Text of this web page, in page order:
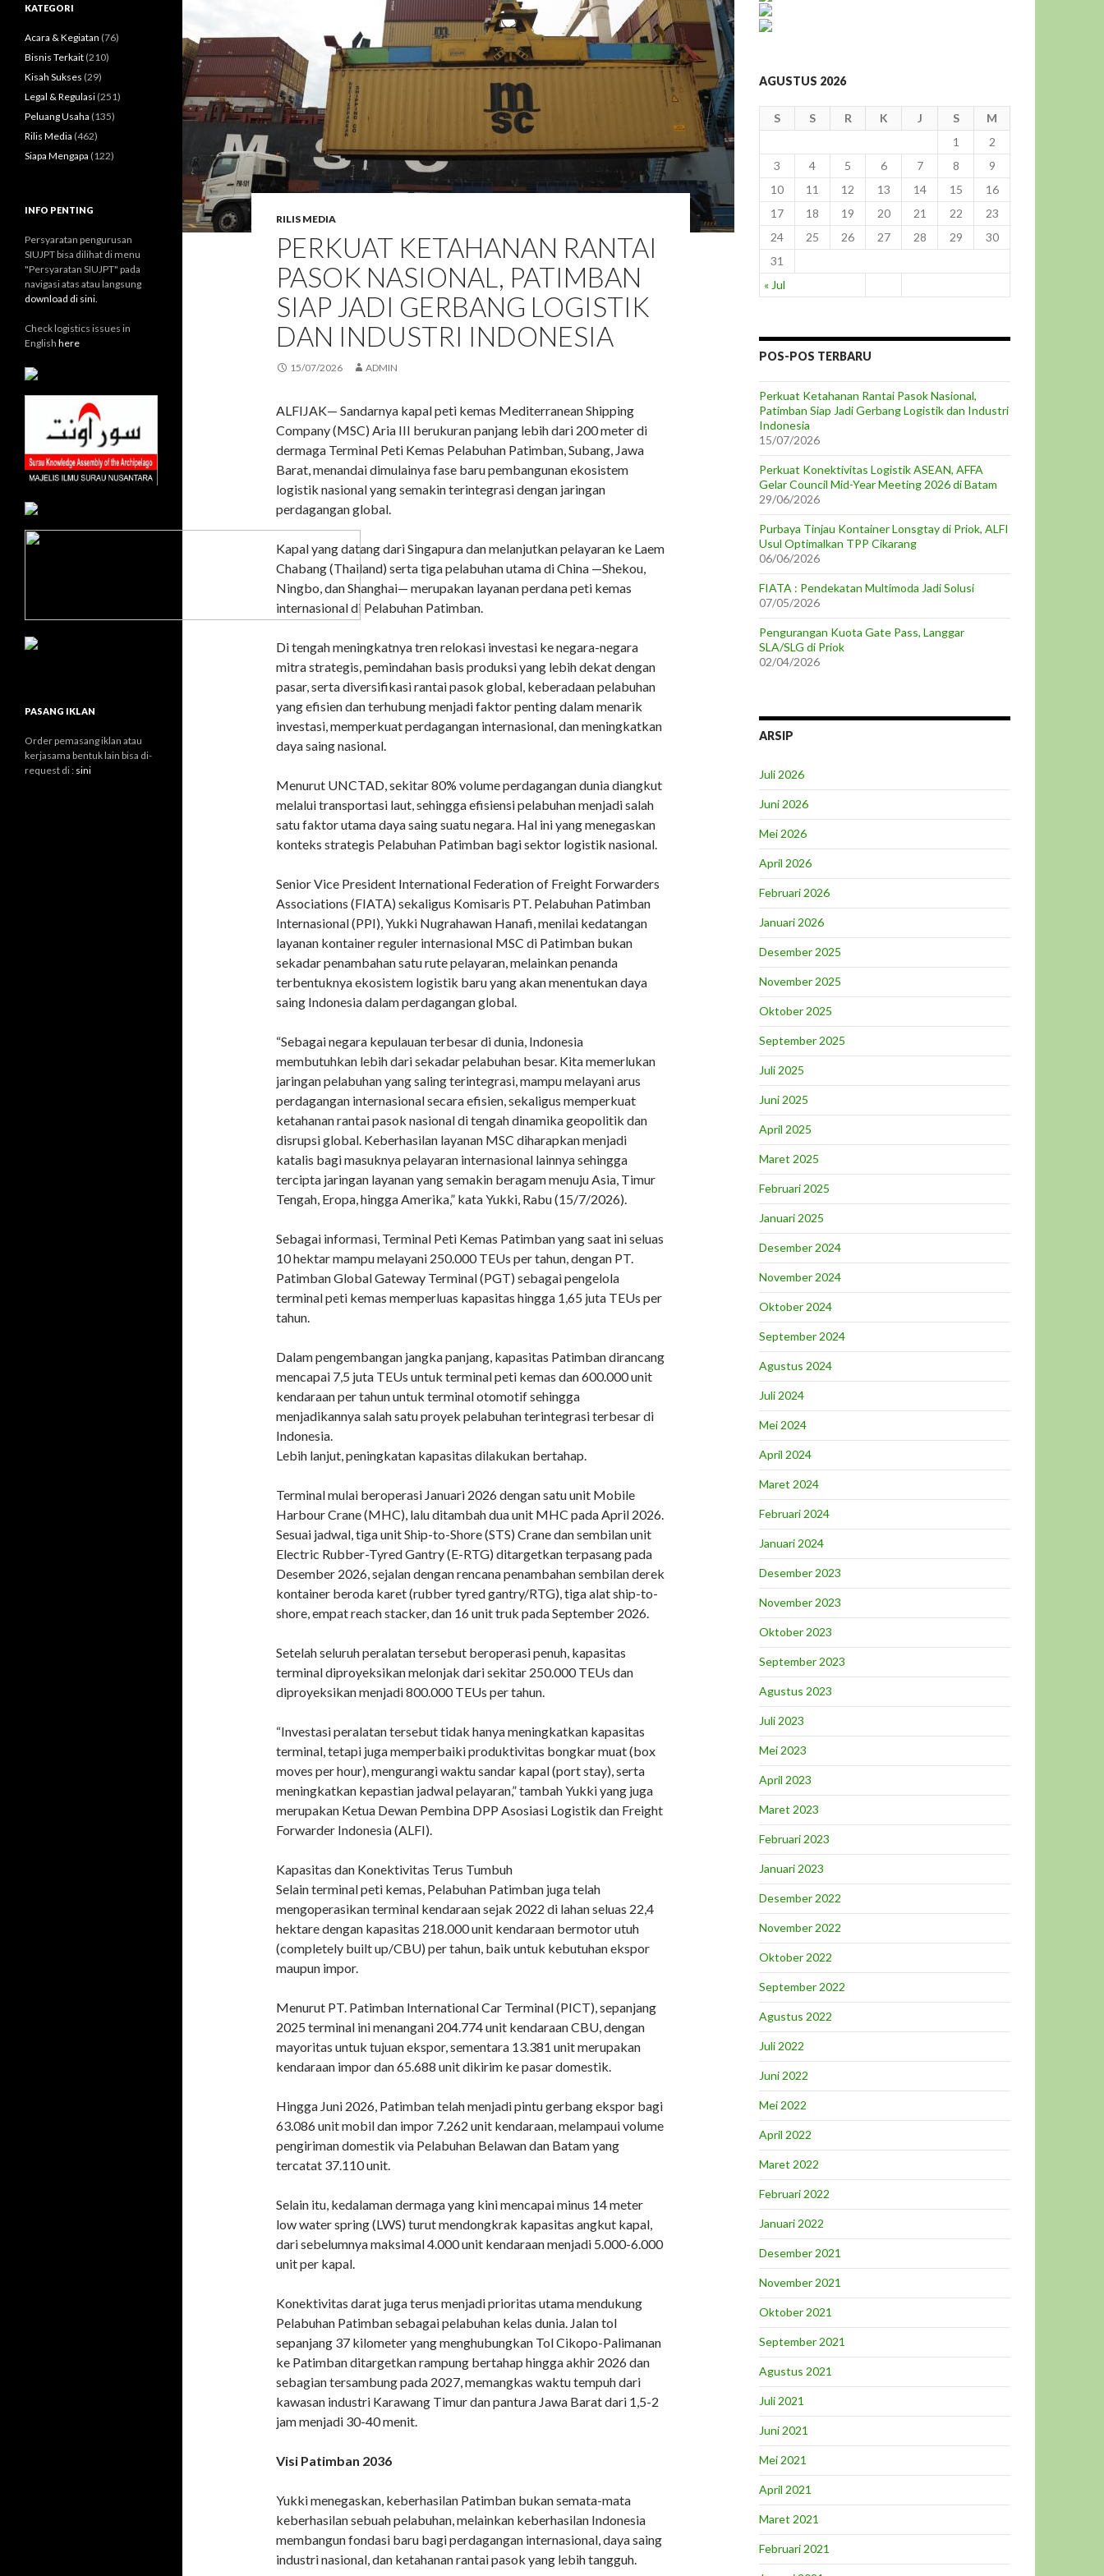
RILIS MEDIA
PERKUAT KETAHANAN RANTAI
PASOK NASIONAL, PATIMBAN
SIAP JADI GERBANG LOGISTIK
DAN INDUSTRI INDONESIA
15/07/2026 ADMIN
ALFIJAK— Sandarnya kapal peti kemas Mediterranean Shipping
Company (MSC) Aria III berukuran panjang lebih dari 200 meter di
dermaga Terminal Peti Kemas Pelabuhan Patimban, Subang, Jawa
Barat, menandai dimulainya fase baru pembangunan ekosistem
logistik nasional yang semakin terintegrasi dengan jaringan
perdagangan global.
Kapal yang datang dari Singapura dan melanjutkan pelayaran ke Laem
Chabang (Thailand) serta tiga pelabuhan utama di China —Shekou,
Ningbo, dan Shanghai— merupakan layanan perdana peti kemas
internasional di Pelabuhan Patimban.
Di tengah meningkatnya tren relokasi investasi ke negara-negara
mitra strategis, pemindahan basis produksi yang lebih dekat dengan
pasar, serta diversifikasi rantai pasok global, keberadaan pelabuhan
yang efisien dan terhubung menjadi faktor penting dalam menarik
investasi, memperkuat perdagangan internasional, dan meningkatkan
daya saing nasional.
Menurut UNCTAD, sekitar 80% volume perdagangan dunia diangkut
melalui transportasi laut, sehingga efisiensi pelabuhan menjadi salah
satu faktor utama daya saing suatu negara. Hal ini yang menegaskan
konteks strategis Pelabuhan Patimban bagi sektor logistik nasional.
Senior Vice President International Federation of Freight Forwarders
Associations (FIATA) sekaligus Komisaris PT. Pelabuhan Patimban
Internasional (PPI), Yukki Nugrahawan Hanafi, menilai kedatangan
layanan kontainer reguler internasional MSC di Patimban bukan
sekadar penambahan satu rute pelayaran, melainkan penanda
terbentuknya ekosistem logistik baru yang akan menentukan daya
saing Indonesia dalam perdagangan global.
“Sebagai negara kepulauan terbesar di dunia, Indonesia
membutuhkan lebih dari sekadar pelabuhan besar. Kita memerlukan
jaringan pelabuhan yang saling terintegrasi, mampu melayani arus
perdagangan internasional secara efisien, sekaligus memperkuat
ketahanan rantai pasok nasional di tengah dinamika geopolitik dan
disrupsi global. Keberhasilan layanan MSC diharapkan menjadi
katalis bagi masuknya pelayaran internasional lainnya sehingga
tercipta jaringan layanan yang semakin beragam menuju Asia, Timur
Tengah, Eropa, hingga Amerika,” kata Yukki, Rabu (15/7/2026).
Sebagai informasi, Terminal Peti Kemas Patimban yang saat ini seluas
10 hektar mampu melayani 250.000 TEUs per tahun, dengan PT.
Patimban Global Gateway Terminal (PGT) sebagai pengelola
terminal peti kemas memperluas kapasitas hingga 1,65 juta TEUs per
tahun.
Dalam pengembangan jangka panjang, kapasitas Patimban dirancang
mencapai 7,5 juta TEUs untuk terminal peti kemas dan 600.000 unit
kendaraan per tahun untuk terminal otomotif sehingga
menjadikannya salah satu proyek pelabuhan terintegrasi terbesar di
Indonesia.
Lebih lanjut, peningkatan kapasitas dilakukan bertahap.
Terminal mulai beroperasi Januari 2026 dengan satu unit Mobile
Harbour Crane (MHC), lalu ditambah dua unit MHC pada April 2026.
Sesuai jadwal, tiga unit Ship-to-Shore (STS) Crane dan sembilan unit
Electric Rubber-Tyred Gantry (E-RTG) ditargetkan terpasang pada
Desember 2026, sejalan dengan rencana penambahan sembilan derek
kontainer beroda karet (rubber tyred gantry/RTG), tiga alat ship-to-
shore, empat reach stacker, dan 16 unit truk pada September 2026.
Setelah seluruh peralatan tersebut beroperasi penuh, kapasitas
terminal diproyeksikan melonjak dari sekitar 250.000 TEUs dan
diproyeksikan menjadi 800.000 TEUs per tahun.
“Investasi peralatan tersebut tidak hanya meningkatkan kapasitas
terminal, tetapi juga memperbaiki produktivitas bongkar muat (box
moves per hour), mengurangi waktu sandar kapal (port stay), serta
meningkatkan kepastian jadwal pelayaran,” tambah Yukki yang juga
merupakan Ketua Dewan Pembina DPP Asosiasi Logistik dan Freight
Forwarder Indonesia (ALFI).
Kapasitas dan Konektivitas Terus Tumbuh
Selain terminal peti kemas, Pelabuhan Patimban juga telah
mengoperasikan terminal kendaraan sejak 2022 di lahan seluas 22,4
hektare dengan kapasitas 218.000 unit kendaraan bermotor utuh
(completely built up/CBU) per tahun, baik untuk kebutuhan ekspor
maupun impor.
Menurut PT. Patimban International Car Terminal (PICT), sepanjang
2025 terminal ini menangani 204.774 unit kendaraan CBU, dengan
mayoritas untuk tujuan ekspor, sementara 13.381 unit merupakan
kendaraan impor dan 65.688 unit dikirim ke pasar domestik.
Hingga Juni 2026, Patimban telah menjadi pintu gerbang ekspor bagi
63.086 unit mobil dan impor 7.262 unit kendaraan, melampaui volume
pengiriman domestik via Pelabuhan Belawan dan Batam yang
tercatat 37.110 unit.
Selain itu, kedalaman dermaga yang kini mencapai minus 14 meter
low water spring (LWS) turut mendongkrak kapasitas angkut kapal,
dari sebelumnya maksimal 4.000 unit kendaraan menjadi 5.000-6.000
unit per kapal.
Konektivitas darat juga terus menjadi prioritas utama mendukung
Pelabuhan Patimban sebagai pelabuhan kelas dunia. Jalan tol
sepanjang 37 kilometer yang menghubungkan Tol Cikopo-Palimanan
ke Patimban ditargetkan rampung bertahap hingga akhir 2026 dan
sebagian tersambung pada 2027, memangkas waktu tempuh dari
kawasan industri Karawang Timur dan pantura Jawa Barat dari 1,5-2
jam menjadi 30-40 menit.
Visi Patimban 2036
Yukki menegaskan, keberhasilan Patimban bukan semata-mata
keberhasilan sebuah pelabuhan, melainkan keberhasilan Indonesia
membangun fondasi baru bagi perdagangan internasional, daya saing
industri nasional, dan ketahanan rantai pasok yang lebih tangguh.
AGUSTUS 2026
S S R K J S M
« Jul
1
2
3
4 5 6 7 8
9
10
11 12 13 14 15
16
17
18 19 20 21 22
23
24
25 26 27 28 29
30
31
POS-POS TERBARU
Perkuat Ketahanan Rantai Pasok Nasional,
Patimban Siap Jadi Gerbang Logistik dan Industri
Indonesia
15/07/2026
Perkuat Konektivitas Logistik ASEAN, AFFA
Gelar Council Mid-Year Meeting 2026 di Batam
29/06/2026
Purbaya Tinjau Kontainer Lonsgtay di Priok, ALFI
Usul Optimalkan TPP Cikarang
06/06/2026
FIATA : Pendekatan Multimoda Jadi Solusi
07/05/2026
Pengurangan Kuota Gate Pass, Langgar
SLA/SLG di Priok
02/04/2026
ARSIP
Juli 2026
Juni 2026
Mei 2026
April 2026
Februari 2026
Januari 2026
Desember 2025
November 2025
Oktober 2025
September 2025
Juli 2025
Juni 2025
April 2025
Maret 2025
Februari 2025
Januari 2025
Desember 2024
November 2024
Oktober 2024
September 2024
Agustus 2024
Juli 2024
Mei 2024
April 2024
Maret 2024
Februari 2024
Januari 2024
Desember 2023
November 2023
Oktober 2023
September 2023
Agustus 2023
Juli 2023
Mei 2023
April 2023
Maret 2023
Februari 2023
Januari 2023
Desember 2022
November 2022
Oktober 2022
September 2022
Agustus 2022
Juli 2022
Juni 2022
Mei 2022
April 2022
Maret 2022
Februari 2022
Januari 2022
Desember 2021
November 2021
Oktober 2021
September 2021
Agustus 2021
Juli 2021
Juni 2021
Mei 2021
April 2021
Maret 2021
Februari 2021
u
t
u
:
KATEGORI
Acara & Kegiatan (76)
Bisnis Terkait (210)
Kisah Sukses (29)
Legal & Regulasi (251)
Peluang Usaha (135)
Rilis Media (462)
Siapa Mengapa (122)
INFO PENTING
Persyaratan pengurusan
SIUJPT bisa dilihat di menu
"Persyaratan SIUJPT" pada
navigasi atas atau langsung
download di sini.
Check logistics issues in
English here
PASANG IKLAN
Order pemasang iklan atau
kerjasama bentuk lain bisa di-
request di : sini